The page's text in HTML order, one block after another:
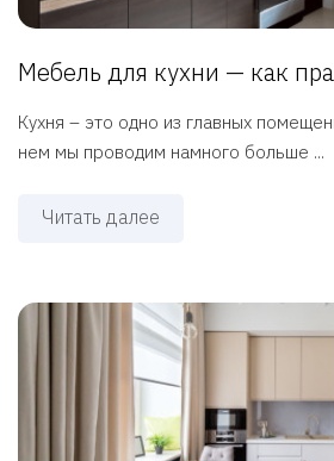
Мебель для кухни — как
Кухня – это одно из главных
нем мы проводим намного больше ...
Читать далее